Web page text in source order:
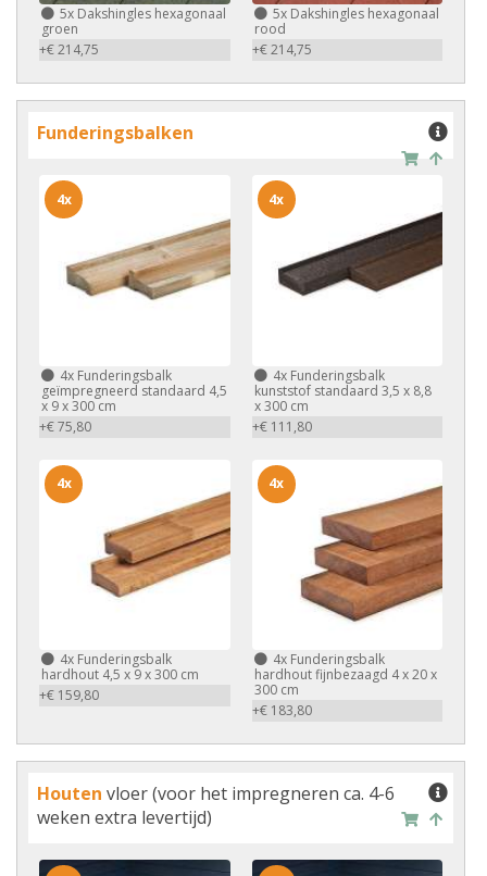
5x Dakshingles hexagonaal
groen
+€ 214,75
5xDakshingles hexagonaal
rood
+€ 214,75
Funderingsbalken
4x Funderingsbalk
geïmpregneerd standaard 4,5
x 9 x 300 cm
+€ 75,80
4x
4xFunderingsbalk
kunststof standaard 3,5 x 8,8
x 300 cm
+€ 111,80
4x
4x Funderingsbalk
hardhout 4,5 x 9 x 300 cm
+€ 159,80
4x
4xFunderingsbalk
hardhout fijnbezaagd 4 x 20 x
300 cm
+€ 183,80
4x
Houten vloer (voor het impregneren ca. 4-6
weken extra levertijd)